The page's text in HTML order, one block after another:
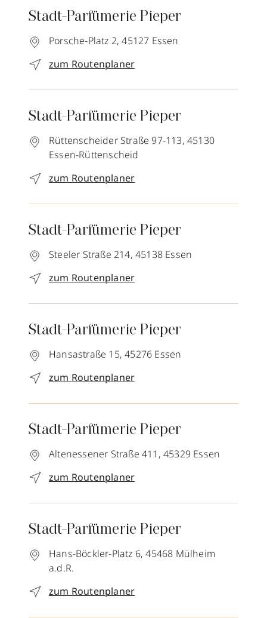
Stadt-Parfümerie Pieper
Porsche-Platz 2, 45127 Essen
zum Routenplaner
Stadt-Parfümerie Pieper
Rüttenscheider Straße 97-113, 45130
Essen-Rüttenscheid
zum Routenplaner
Stadt-Parfümerie Pieper
Steeler Straße 214, 45138 Essen
zum Routenplaner
Stadt-Parfümerie Pieper
Hansastraße 15, 45276 Essen
zum Routenplaner
Stadt-Parfümerie Pieper
Altenessener Straße 411, 45329 Essen
zum Routenplaner
Stadt-Parfümerie Pieper
Hans-Böckler-Platz 6, 45468 Mülheim
a.d.R.
zum Routenplaner